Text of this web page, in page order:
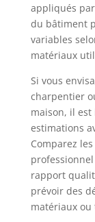
appliqués
du bâtiment
variables
matériaux
Si vous
charpentier
maison, il
estimations
Comparez
rapport
prévoir des
matériaux ou